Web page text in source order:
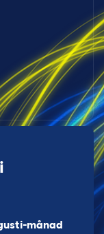
månad